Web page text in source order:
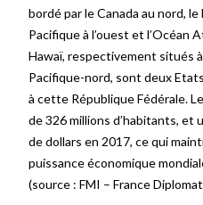
bordé par le Canada au nord, le
Pacifique à l’ouest et l’Océan
Hawaï, respectivement situés
Pacifique-nord, sont deux
à cette République Fédérale.
de 326 millions d’habitants, et
de dollars en 2017, ce qui
puissance économique
(source : FMI – France